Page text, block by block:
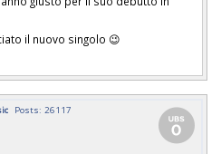
il nuovo singolo 😉
Posts: 26117